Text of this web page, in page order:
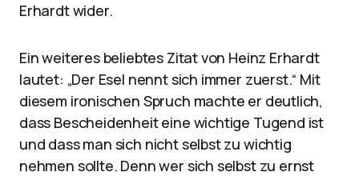
Erhardt wider.
Ein weiteres beliebtes Zitat von Heinz Erhardt
lautet: „Der Esel nennt sich immer zuerst.“ Mit
diesem ironischen Spruch machte er deutlich,
dass Bescheidenheit eine wichtige Tugend ist
und dass man sich nicht selbst zu wichtig
nehmen sollte. Denn wer sich selbst zu ernst